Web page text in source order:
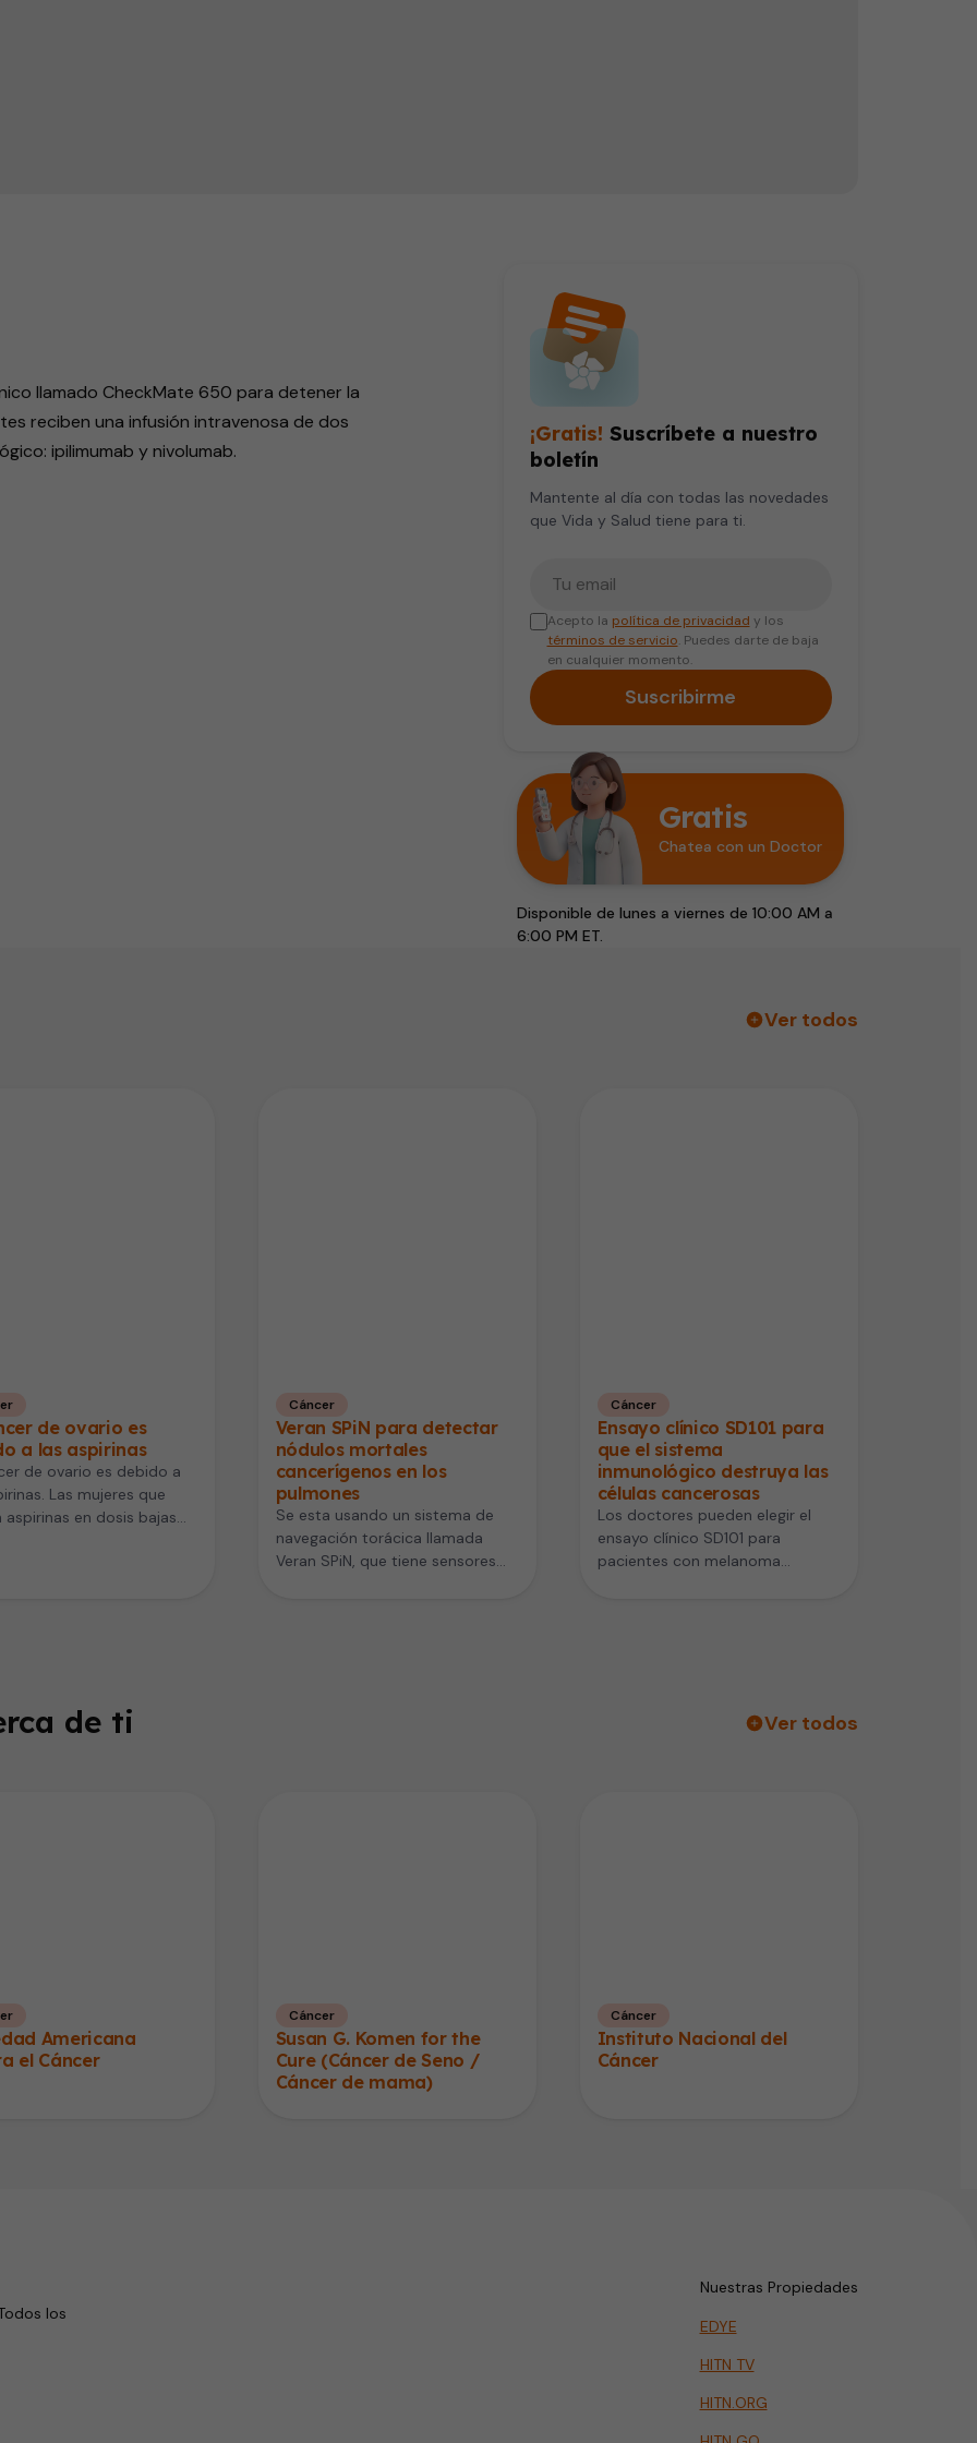
llamado CheckMate 650 para detener la
reciben una infusión intravenosa de dos
ipilimumab y nivolumab.
¡Gratis! Suscríbete a nuestro
boletín
Mantente al día con todas las novedades
que Vida y Salud tiene para ti.
Acepto la política de privacidad y los
términos de servicio. Puedes darte de baja
en cualquier momento.
Suscribirme
Gratis
Chatea con un Doctor
Disponible de lunes a viernes de 10:00 AM a
6:00 PM ET.
Ver todos
de ovario es
a las aspirinas
de ovario es debido a
Las mujeres que
en dosis bajas
Cáncer
Veran SPiN para detectar
nódulos mortales
cancerígenos en los
pulmones
Se esta usando un sistema de
navegación torácica llamada
Veran SPiN, que tiene sensores
Cáncer
Ensayo clínico SD101 para
que el sistema
inmunológico destruya las
células cancerosas
Los doctores pueden elegir el
ensayo clínico SD101 para
pacientes con melanoma
de ti Ver todos
Americana
el Cáncer
Cáncer
Susan G. Komen for the
Cure (Cáncer de Seno /
Cáncer de mama)
Cáncer
Instituto Nacional del
Cáncer
los
Nuestras Propiedades
EDYE
HITN TV
HITN.ORG